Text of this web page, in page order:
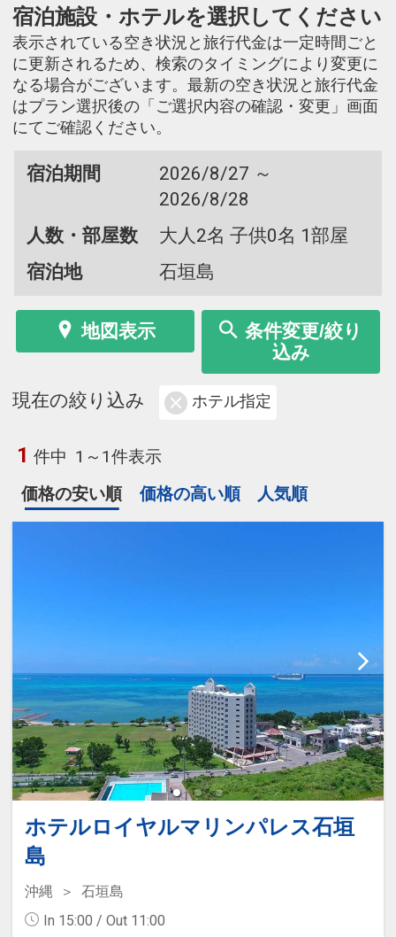
宿泊施設・ホテルを選択してください
表示されている空き状況と旅行代金は一定時間ごと
に更新されるため、検索のタイミングにより変更に
なる場合がございます。最新の空き状況と旅行代金
はプラン選択後の「ご選択内容の確認・変更」画面
にてご確認ください。
宿泊期間
2026/8/27 ～
2026/8/28
人数・部屋数
大人2名 子供0名 1部屋
宿泊地
石垣島
地図表示
条件変更/絞り
込み
現在の絞り込み ホテル指定
1 件中 1～1件表示
価格の安い順
価格の高い順 人気順
ホテルロイヤルマリンパレス石垣
島
沖縄
石垣島
In 15:00 / Out 11:00